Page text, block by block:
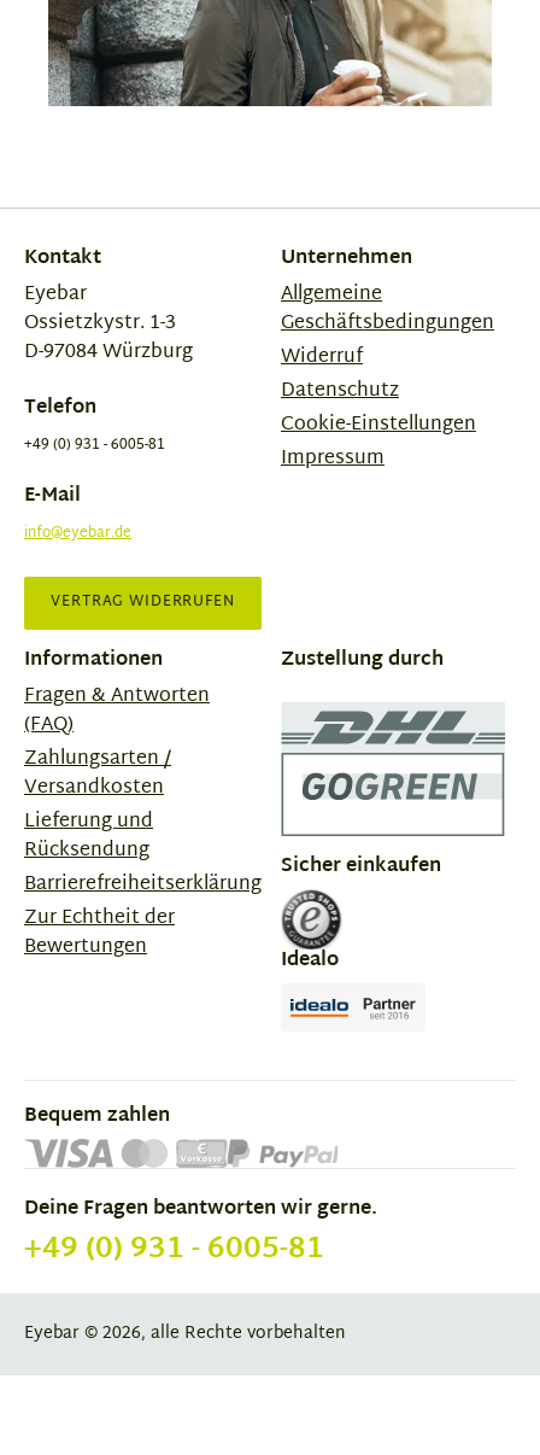
Kontakt
Eyebar
Ossietzkystr. 1-3
D-97084 Würzburg
Telefon
+49 (0) 931 - 6005-81
E-Mail
info@eyebar.de
VERTRAG WIDERRUFEN
Unternehmen
Allgemeine
Geschäftsbedingungen
Widerruf
Datenschutz
Cookie-Einstellungen
Impressum
Informationen
Fragen & Antworten
(FAQ)
Zahlungsarten /
Versandkosten
Lieferung und
Rücksendung
Barrierefreiheitserklärung
Zur Echtheit der
Bewertungen
Zustellung durch
Sicher einkaufen
Idealo
Bequem zahlen
Deine Fragen beantworten wir gerne.
+49 (0) 931 - 6005-81
Eyebar © 2026, alle Rechte vorbehalten